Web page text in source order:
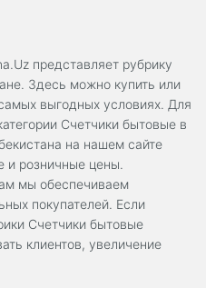
представляет рубрику
Здесь можно купить или
выгодных условиях. Для
Счетчики бытовые в
на нашем сайте
и розничные цены.
мы обеспечиваем
покупателей. Если
Счетчики бытовые
клиентов, увеличение